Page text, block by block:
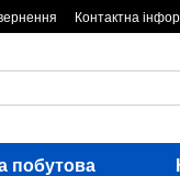
Контактна
побутова